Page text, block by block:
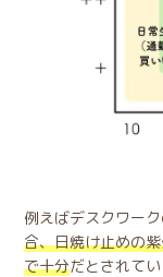
例えばデスクワー
合、日焼け止めの
で十分だとされて